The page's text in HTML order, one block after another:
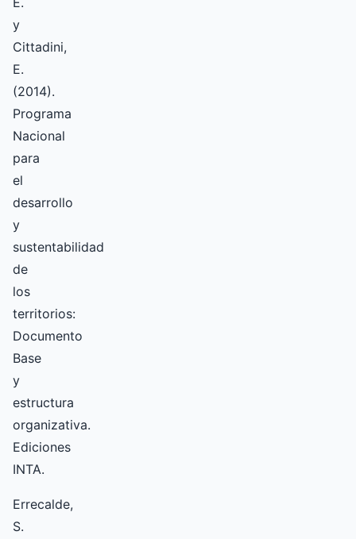
y
Cittadini,
E.
(2014).
Programa
Nacional
para
el
desarrollo
y
sustentabilidad
de
los
territorios:
Documento
Base
y
estructura
organizativa.
Ediciones
INTA.
Errecalde,
S.